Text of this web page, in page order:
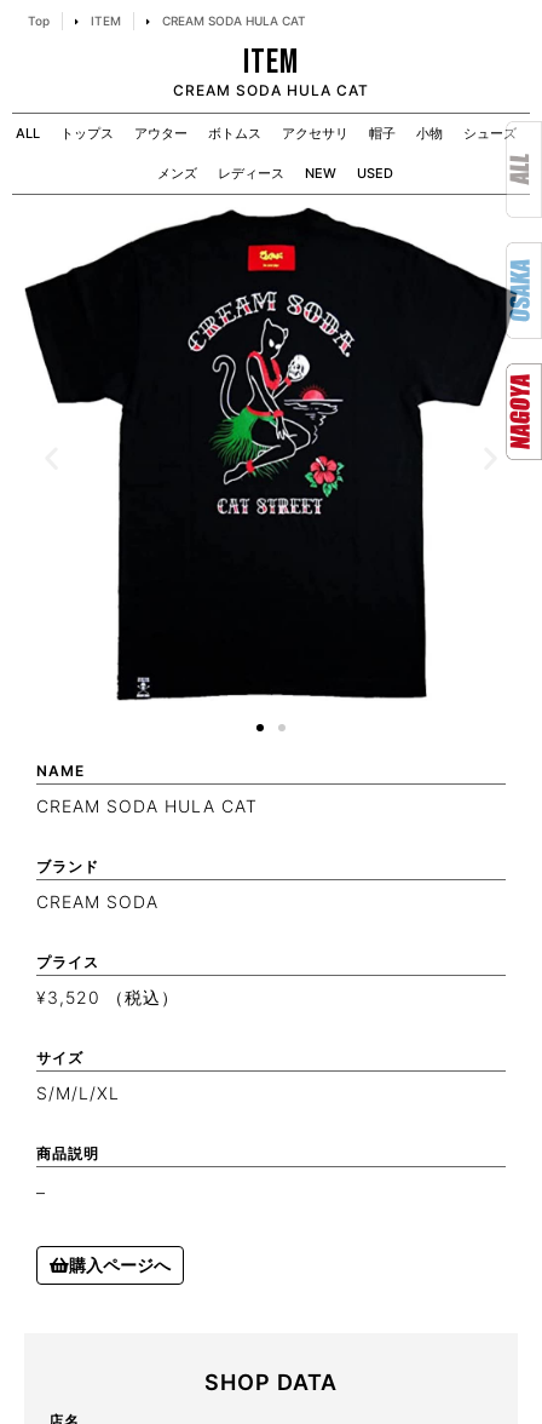
Top ITEM CREAM SODA HULA CAT
ITEM
CREAM SODA HULA CAT
ALL トップス アウター ボトムス アクセサリ 帽子 小物 シューズ
メンズ レディース NEW USED
NAME
CREAM SODA HULA CAT
ブランド
CREAM SODA
プライス
¥3,520 （税込）
サイズ
S/M/L/XL
商品説明
–
購入ページへ
SHOP DATA